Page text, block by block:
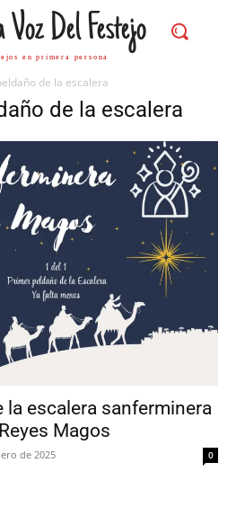
Voz Del Festejo
en primera persona
de la escalera
de la escalera
la escalera sanferminera
Magos
de 2025 0